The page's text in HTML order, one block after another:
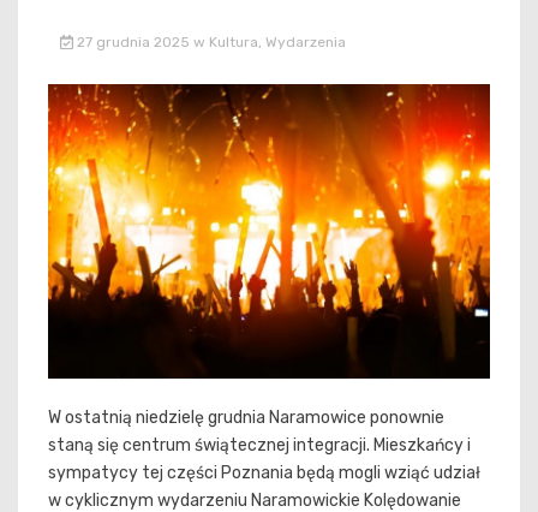
27 grudnia 2025 w Kultura, Wydarzenia
W ostatnią niedzielę grudnia Naramowice ponownie
staną się centrum świątecznej integracji. Mieszkańcy i
sympatycy tej części Poznania będą mogli wziąć udział
w cyklicznym wydarzeniu Naramowickie Kolędowanie